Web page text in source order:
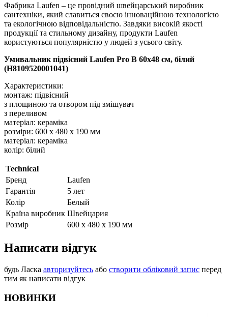
Фабрика Laufen – це провідний швейцарський виробник
сантехніки, який славиться своєю інноваційною технологією
та екологічною відповідальністю. Завдяки високій якості
продукції та стильному дизайну, продукти Laufen
користуються популярністю у людей з усього світу.
Умивальник підвісний Laufen Pro B 60х48 см, білий
(H8109520001041)
Характеристики:
монтаж: підвісний
з площиною та отвором під змішувач
з переливом
матеріал: кераміка
розміри: 600 х 480 х 190 мм
матеріал: кераміка
колір: білий
Technical
Бренд
Laufen
Гарантія
5 лет
Колір
Белый
Країна виробник Швейцария
Розмір
600 х 480 х 190 мм
Написати відгук
будь Ласка авторизуйтесь або створити обліковий запис перед
тим як написати відгук
НОВИНКИ